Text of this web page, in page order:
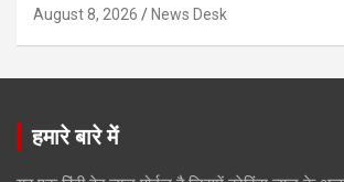
August 8, 2026 News Desk
हमारे बारे में